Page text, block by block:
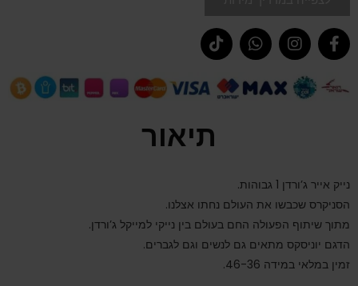
תיאור
נייק אייר ג’ורדן 1 גבוהות.
הסניקרס שכבשו את העולם נחתו אצלנו.
מתוך שיתוף הפעולה החם בעולם בין נייקי למייקל ג’ורדן.
הדגם יוניסקס מתאים גם לנשים וגם לגברים.
זמין במלאי במידה 46-36.